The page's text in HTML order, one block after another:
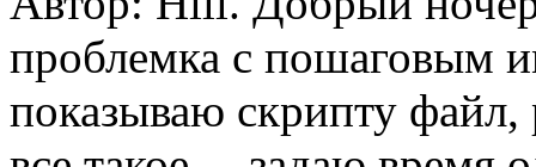
проблемка с пошаговым
показываю скрипту файл,